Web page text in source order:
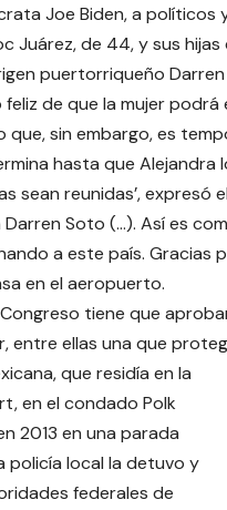
Joe Biden, a
Juárez, de 44, y sus
puertorriqueño
feliz de que la mujer
que, sin embargo, es
hasta que
sean reunidas’,
Darren Soto (…). Así es
a este país. Gracias
en el aeropuerto.
tiene que
entre ellas una que
que residía en la
en el condado Polk
2013 en una parada
policía local la detuvo y
federales de